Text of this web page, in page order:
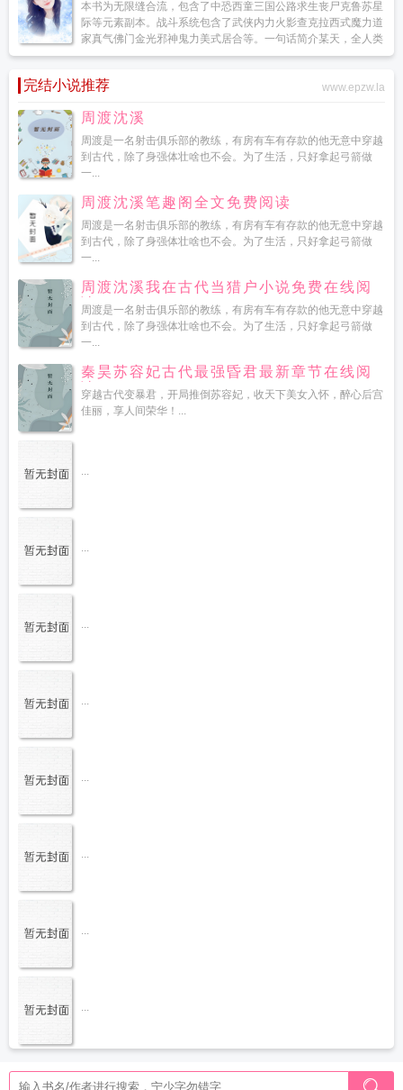
本书为无限缝合流，包含了中恐西童三国公路求生丧尸克鲁苏星
际等元素副本。战斗系统包含了武侠内力火影查克拉西式魔力道
家真气佛门金光邪神鬼力美式居合等。一句话简介某天，全人类
进入伊塔世界，他们在副本中寻找世界的真相...
完结小说推荐 www.epzw.la
周渡沈溪
周渡是一名射击俱乐部的教练，有房有车有存款的他无意中穿越
到古代，除了身强体壮啥也不会。为了生活，只好拿起弓箭做
一...
周渡沈溪笔趣阁全文免费阅读
周渡是一名射击俱乐部的教练，有房有车有存款的他无意中穿越
到古代，除了身强体壮啥也不会。为了生活，只好拿起弓箭做
一...
周渡沈溪我在古代当猎户小说免费在线阅
读
周渡是一名射击俱乐部的教练，有房有车有存款的他无意中穿越
到古代，除了身强体壮啥也不会。为了生活，只好拿起弓箭做
一...
秦昊苏容妃古代最强昏君最新章节在线阅
读
穿越古代变暴君，开局推倒苏容妃，收天下美女入怀，醉心后宫
佳丽，享人间荣华！...
...
...
...
...
...
...
...
...